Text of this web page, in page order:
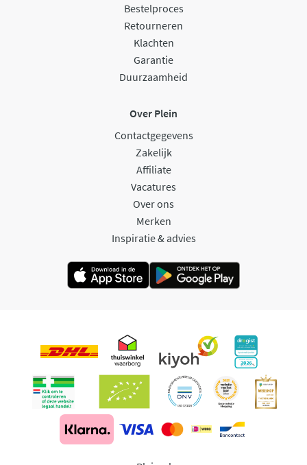
Bestelproces
Retourneren
Klachten
Garantie
Duurzaamheid
Over Plein
Contactgegevens
Zakelijk
Affiliate
Vacatures
Over ons
Merken
Inspiratie & advies